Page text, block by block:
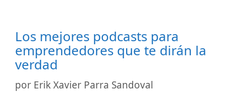
Los mejores podcasts para
emprendedores que te dirán la
verdad
por Erik Xavier Parra Sandoval